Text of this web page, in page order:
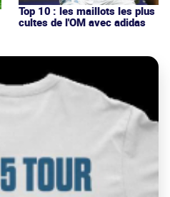
Top 10 : les maillots les plus
cultes de l'OM avec adidas